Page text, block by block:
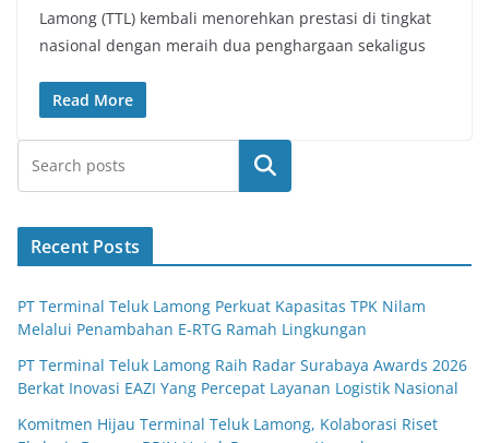
Lamong (TTL) kembali menorehkan prestasi di tingkat
nasional dengan meraih dua penghargaan sekaligus
Read More
Search
Recent Posts
PT Terminal Teluk Lamong Perkuat Kapasitas TPK Nilam
Melalui Penambahan E-RTG Ramah Lingkungan
PT Terminal Teluk Lamong Raih Radar Surabaya Awards 2026
Berkat Inovasi EAZI Yang Percepat Layanan Logistik Nasional
Komitmen Hijau Terminal Teluk Lamong, Kolaborasi Riset